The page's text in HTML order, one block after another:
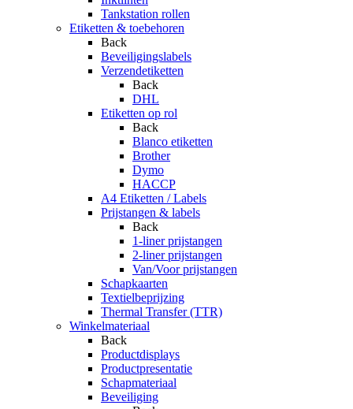
Tankstation rollen
Etiketten & toebehoren
Back
Beveiligingslabels
Verzendetiketten
Back
DHL
Etiketten op rol
Back
Blanco etiketten
Brother
Dymo
HACCP
A4 Etiketten / Labels
Prijstangen & labels
Back
1-liner prijstangen
2-liner prijstangen
Van/Voor prijstangen
Schapkaarten
Textielbeprijzing
Thermal Transfer (TTR)
Winkelmateriaal
Back
Productdisplays
Productpresentatie
Schapmateriaal
Beveiliging